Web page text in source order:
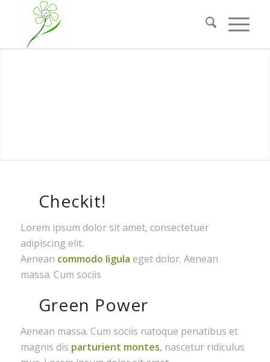
Checkit!
Lorem ipsum dolor sit amet, consectetuer
adipiscing elit.
Aenean commodo ligula eget dolor. Aenean
massa. Cum sociis
Green Power
Aenean massa. Cum sociis natoque penatibus et
magnis dis parturient montes, nascetur ridiculus